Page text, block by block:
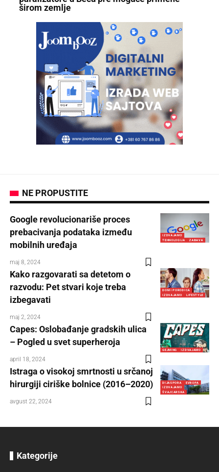
širom zemlje
NE PROPUSTITE
IZDVAJAMO
TEHNOLOGIJA
ZABAVA
Google revolucionariše proces
prebacivanja podataka između
mobilnih uređaja
maj 8, 2024
DOM I PORODICA
IZDVAJAMO
LIFESTYLE
Kako razgovarati sa detetom o
razvodu: Pet stvari koje treba
izbegavati
maj 2, 2024
GEJMING IZDVAJAMO
Capes: Oslobađanje gradskih ulica
– Pogled u svet superheroja
april 18, 2024
DIJASPORA
EVROPA
IZDVAJAMO
ŠVAJCARSKA
Istraga o visokoj smrtnosti u srčanoj
hirurgiji ciriške bolnice (2016–2020)
avgust 22, 2024
Kategorije